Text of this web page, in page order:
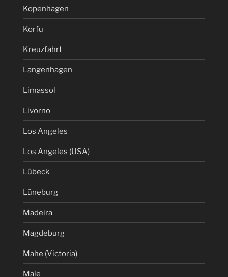
Kopenhagen
Korfu
Kreuzfahrt
Langenhagen
Limassol
Livorno
Los Angeles
Los Angeles (USA)
Lübeck
Lüneburg
Madeira
Magdeburg
Mahe (Victoria)
Male